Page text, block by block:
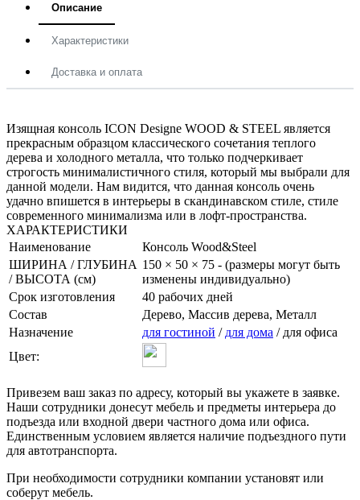
Описание
Характеристики
Доставка и оплата
Изящная консоль ICON Designe WOOD & STEEL является
прекрасным образцом классического сочетания теплого
дерева и холодного металла, что только подчеркивает
строгость минималистичного стиля, который мы выбрали для
данной модели. Нам видится, что данная консоль очень
удачно впишется в интерьеры в скандинавском стиле, стиле
современного минимализма или в лофт-пространства.
ХАРАКТЕРИСТИКИ
Наименование
Консоль Wood&Steel
ШИРИНА / ГЛУБИНА
/ ВЫСОТА (см)
150 × 50 × 75 - (размеры могут быть
изменены индивидуально)
Срок изготовления
40 рабочих дней
Состав
Дерево, Массив дерева, Металл
Назначение
для гостиной / для дома / для офиса
Цвет:
Привезем ваш заказ по адресу, который вы укажете в заявке.
Наши сотрудники донесут мебель и предметы интерьера до
подъезда или входной двери частного дома или офиса.
Единственным условием является наличие подъездного пути
для автотранспорта.
При необходимости сотрудники компании установят или
соберут мебель.